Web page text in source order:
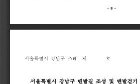
8
서울특별시 강남구 조례 제 호
서울특별시 강남구 맨발길 조성 및 맨발걷기